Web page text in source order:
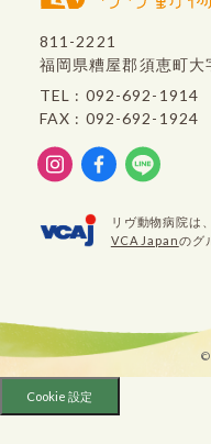
811-2221
福岡県糟屋郡須恵町
TEL : 092-692-1914
FAX : 092-692-1924
リヴ動物病院は、
VCA Japanのグ
©
Cookie 設定